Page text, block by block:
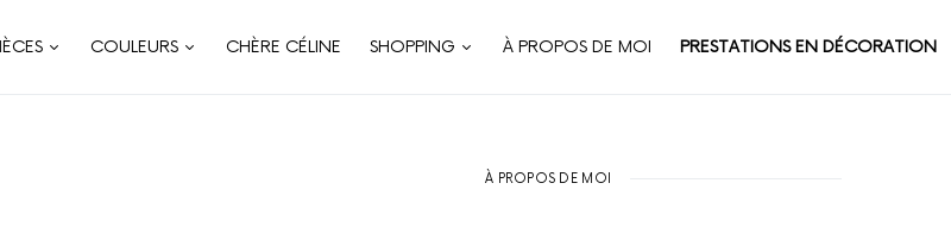
COULEURS CHÈRE CÉLINE SHOPPING À PROPOS DE MOI PRESTATIONS EN DÉCORATION
À PROPOS DE MOI